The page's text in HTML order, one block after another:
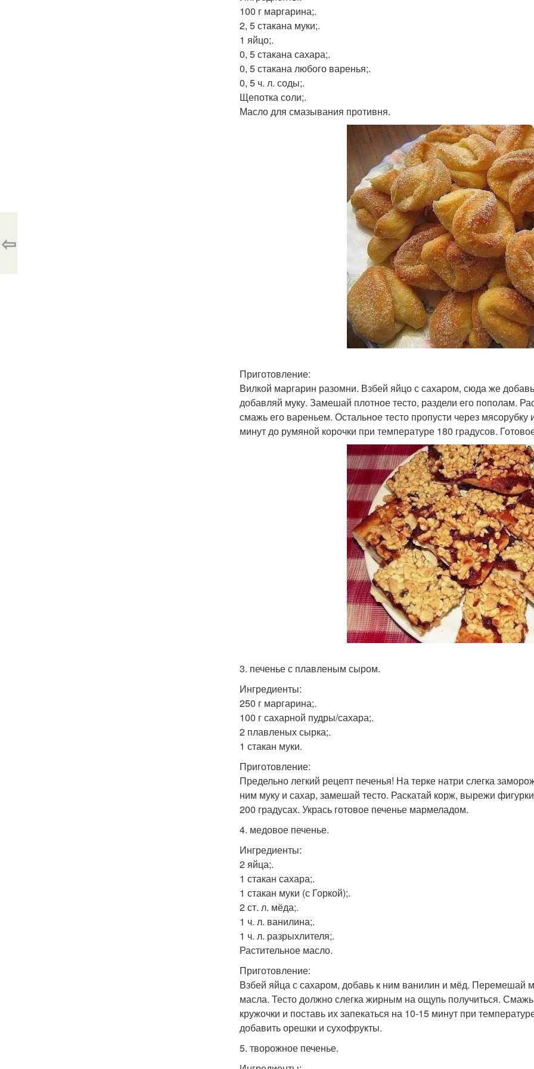
100 г маргарина;.
2, 5 стакана муки;.
1 яйцо;.
0, 5 стакана сахара;.
0, 5 стакана любого варенья;.
0, 5 ч. л. соды;.
Щепотка соли;.
Масло для смазывания противня.
Приготовление:
Вилкой маргарин разомни. Взбей яйцо с сахаром, сюда же
добавляй муку. Замешай плотное тесто, раздели его пополам.
смажь его вареньем. Остальное тесто пропусти через
минут до румяной корочки при температуре 180 градусов.
3. печенье с плавленым сыром.
Ингредиенты:
250 г маргарина;.
100 г сахарной пудры/сахара;.
2 плавленых сырка;.
1 стакан муки.
Приготовление:
Предельно легкий рецепт печенья! На терке натри слегка
ним муку и сахар, замешай тесто. Раскатай корж, вырежи
200 градусах. Укрась готовое печенье мармеладом.
4. медовое печенье.
Ингредиенты:
2 яйца;.
1 стакан сахара;.
1 стакан муки (с Горкой);.
2 ст. л. мёда;.
1 ч. л. ванилина;.
1 ч. л. разрыхлителя;.
Растительное масло.
Приготовление:
Взбей яйца с сахаром, добавь к ним ванилин и мёд. Перемешай
масла. Тесто должно слегка жирным на ощупь получиться.
кружочки и поставь их запекаться на 10-15 минут при
добавить орешки и сухофрукты.
5. творожное печенье.
⇦